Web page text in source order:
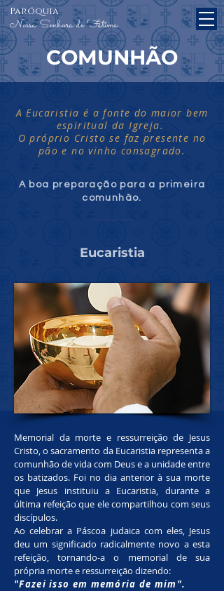
Nossa Senhora de Fátima
Paróquia
COMUNHÃO
​A Eucaristia é a fonte do maior bem
espiritual da Igreja.
O próprio Cristo se faz presente no
pão e no vinho consagrado.
A boa preparação para a primeira
comunhão.
Eucaristia
Memorial da morte e ressurreição de Jesus
Cristo, o sacramento da Eucaristia representa a
comunhão de vida com Deus e a unidade entre
os batizados. Foi no dia anterior à sua morte
que Jesus instituiu a Eucaristia, durante a
última refeição que ele compartilhou com seus
discípulos.
Ao celebrar a Páscoa judaica com eles, Jesus
deu um significado radicalmente novo a esta
refeição, tornando-a o memorial de sua
própria morte e ressurreição dizendo:
"Fazei isso em memória de mim".